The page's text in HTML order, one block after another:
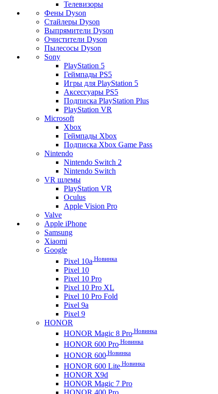
Телевизоры
Фены Dyson
Стайлеры Dyson
Выпрямители Dyson
Очистители Dyson
Пылесосы Dyson
Sony
PlayStation 5
Геймпады PS5
Игры для PlayStation 5
Аксессуары PS5
Подписка PlayStation Plus
PlayStation VR
Microsoft
Xbox
Геймпады Xbox
Подписка Xbox Game Pass
Nintendo
Nintendo Switch 2
Nintendo Switch
VR шлемы
PlayStation VR
Oculus
Apple Vision Pro
Valve
Apple iPhone
Samsung
Xiaomi
Google
Pixel 10a Новинка
Pixel 10
Pixel 10 Pro
Pixel 10 Pro XL
Pixel 10 Pro Fold
Pixel 9a
Pixel 9
HONOR
HONOR Magic 8 Pro Новинка
HONOR 600 Pro Новинка
HONOR 600 Новинка
HONOR 600 Lite Новинка
HONOR X9d
HONOR Magic 7 Pro
HONOR 400 Pro